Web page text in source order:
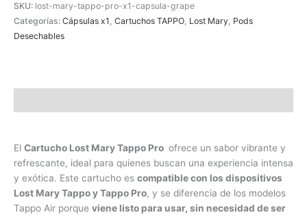
SKU: lost-mary-tappo-pro-x1-capsula-grape
Categorías: Cápsulas x1 , Cartuchos TAPPO, Lost Mary, Pods
Desechables
El Cartucho Lost Mary Tappo Pro ofrece un sabor vibrante y
refrescante, ideal para quienes buscan una experiencia intensa
y exótica. Este cartucho es compatible con los dispositivos
Lost Mary Tappo y Tappo Pro, y se diferencia de los modelos
Tappo Air porque viene listo para usar, sin necesidad de ser